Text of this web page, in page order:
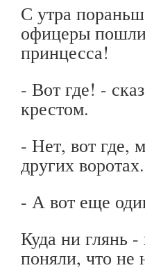
С утра
офицеры
принцесса!
- Вот где! -
крестом.
- Нет, вот где,
других воротах.
- А вот еще
Куда ни глянь
поняли, что не